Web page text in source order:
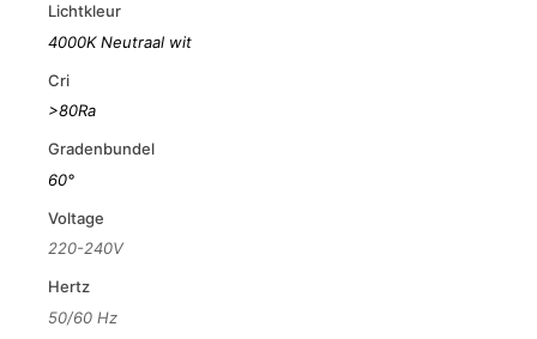
Lichtkleur
4000K Neutraal wit
Cri
>80Ra
Gradenbundel
60°
Voltage
220-240V
Hertz
50/60 Hz